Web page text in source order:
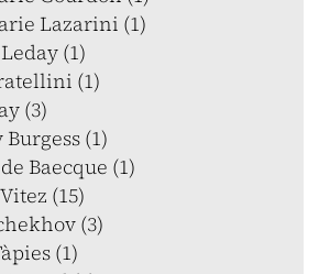
Lazarini (1)
(1)
(1)
(3)
(1)
Baecque (1)
(15)
(3)
(1)